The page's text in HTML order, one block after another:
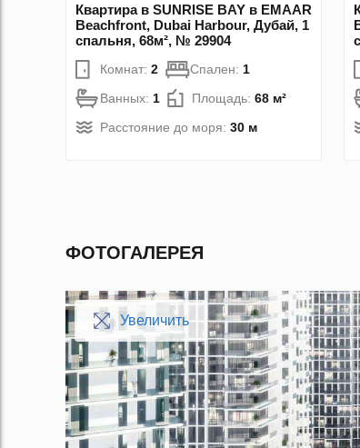
Квартира в SUNRISE BAY в EMAAR
Beachfront, Dubai Harbour, Дубай, 1
спальня, 68м², № 29904
Комнат: 2 Спален: 1
Ванных: 1 Площадь: 68 м²
Расстояние до моря: 30 м
ФОТОГАЛЕРЕЯ
Увеличить